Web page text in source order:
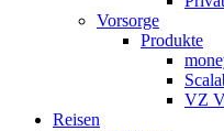
Vorsorge
Produkte
VZ
Reisen